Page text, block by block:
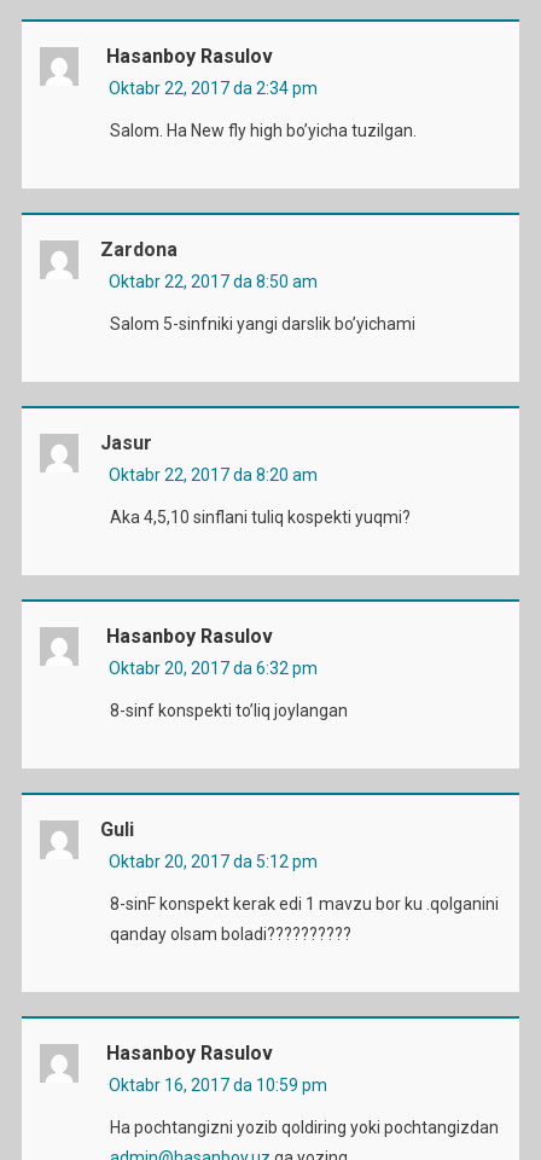
Hasanboy Rasulov
Oktabr 22, 2017 da 2:34 pm
Salom. Ha New fly high bo’yicha tuzilgan.
Zardona
Oktabr 22, 2017 da 8:50 am
Salom 5-sinfniki yangi darslik bo’yichami
Jasur
Oktabr 22, 2017 da 8:20 am
Aka 4,5,10 sinflani tuliq kospekti yuqmi?
Hasanboy Rasulov
Oktabr 20, 2017 da 6:32 pm
8-sinf konspekti to’liq joylangan
Guli
Oktabr 20, 2017 da 5:12 pm
8-sinF konspekt kerak edi 1 mavzu bor ku .qolganini
qanday olsam boladi??????????
Hasanboy Rasulov
Oktabr 16, 2017 da 10:59 pm
Ha pochtangizni yozib qoldiring yoki pochtangizdan